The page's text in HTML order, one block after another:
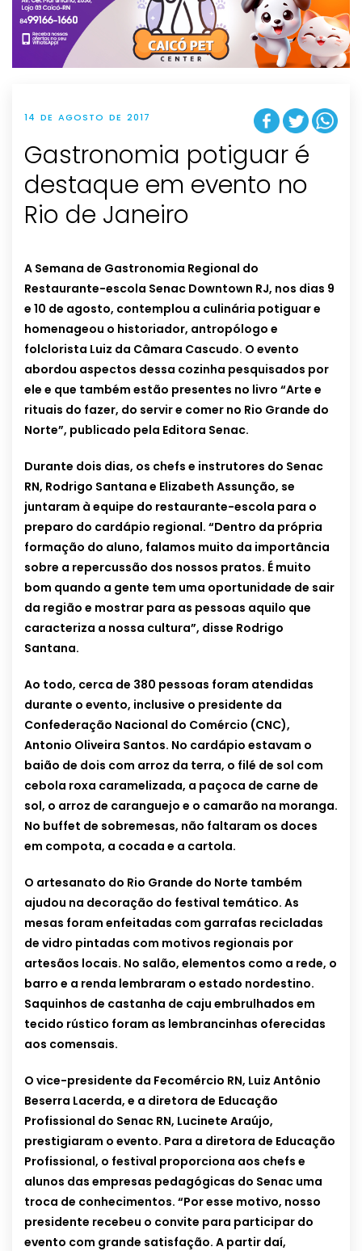
t
i
o
n
14 DE AGOSTO DE 2017
Gastronomia potiguar é
destaque em evento no
Rio de Janeiro
A Semana de Gastronomia Regional do
Restaurante-escola Senac Downtown RJ, nos dias 9
e 10 de agosto, contemplou a culinária potiguar e
homenageou o historiador, antropólogo e
folclorista Luiz da Câmara Cascudo. O evento
abordou aspectos dessa cozinha pesquisados por
ele e que também estão presentes no livro “Arte e
rituais do fazer, do servir e comer no Rio Grande do
Norte”, publicado pela Editora Senac.
Durante dois dias, os chefs e instrutores do Senac
RN, Rodrigo Santana e Elizabeth Assunção, se
juntaram à equipe do restaurante-escola para o
preparo do cardápio regional. “Dentro da própria
formação do aluno, falamos muito da importância
sobre a repercussão dos nossos pratos. É muito
bom quando a gente tem uma oportunidade de sair
da região e mostrar para as pessoas aquilo que
caracteriza a nossa cultura”, disse Rodrigo
Santana.
Ao todo, cerca de 380 pessoas foram atendidas
durante o evento, inclusive o presidente da
Confederação Nacional do Comércio (CNC),
Antonio Oliveira Santos. No cardápio estavam o
baião de dois com arroz da terra, o filé de sol com
cebola roxa caramelizada, a paçoca de carne de
sol, o arroz de caranguejo e o camarão na moranga.
No buffet de sobremesas, não faltaram os doces
em compota, a cocada e a cartola.
O artesanato do Rio Grande do Norte também
ajudou na decoração do festival temático. As
mesas foram enfeitadas com garrafas recicladas
de vidro pintadas com motivos regionais por
artesãos locais. No salão, elementos como a rede, o
barro e a renda lembraram o estado nordestino.
Saquinhos de castanha de caju embrulhados em
tecido rústico foram as lembrancinhas oferecidas
aos comensais.
O vice-presidente da Fecomércio RN, Luiz Antônio
Beserra Lacerda, e a diretora de Educação
Profissional do Senac RN, Lucinete Araújo,
prestigiaram o evento. Para a diretora de Educação
Profissional, o festival proporciona aos chefs e
alunos das empresas pedagógicas do Senac uma
troca de conhecimentos. “Por esse motivo, nosso
presidente recebeu o convite para participar do
evento com grande satisfação. A partir daí,